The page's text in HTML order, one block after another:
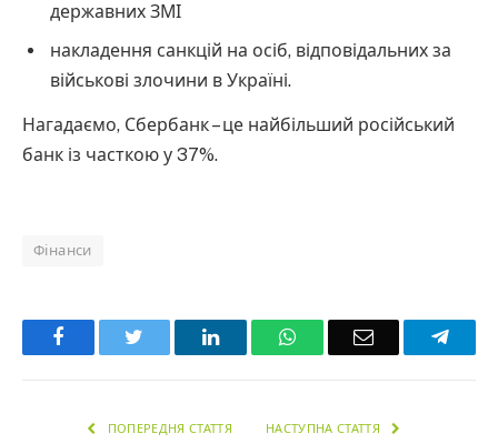
державних ЗМІ
накладення санкцій на осіб, відповідальних за
військові злочини в Україні.
Нагадаємо, Сбербанк – це найбільший російський
банк із часткою у 37%.
Фінанси
Facebook LinkedInWhatsAppEmail
ПОПЕРЕДНЯ СТАТТЯ НАСТУПНА СТАТТЯ